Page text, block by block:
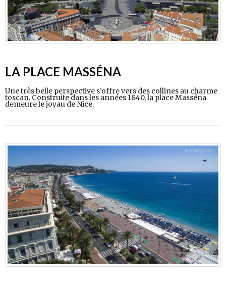
LA PLACE MASSÉNA
Une très belle perspective s’offre vers des collines au charme
toscan. Construite dans les années 1840, la place Masséna
demeure le joyau de Nice.